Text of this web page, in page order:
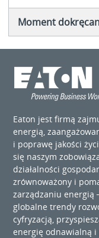
Moment
Eaton jest firmą
energią,
i poprawę jakości
się naszym
działalności
zrównoważony i
zarządzaniu energią
globalne trendy
cyfryzacją,
energię odnawialną